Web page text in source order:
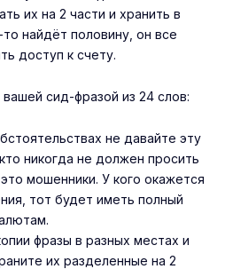
их на 2 части и хранить в
найдёт половину, он все
доступ к счету.
сид-фразой из 24 слов:
не давайте эту
никогда не должен просить
мошенники. У кого окажется
тот будет иметь полный
фразы в разных местах и
их разделенные на 2